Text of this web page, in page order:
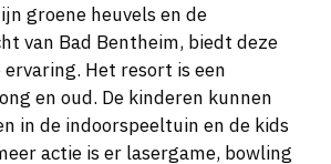
groene heuvels en de
van Bad Bentheim, biedt deze
Het resort is een
en oud. De kinderen kunnen
in de indoorspeeltuin en de kids
actie is er lasergame, bowling